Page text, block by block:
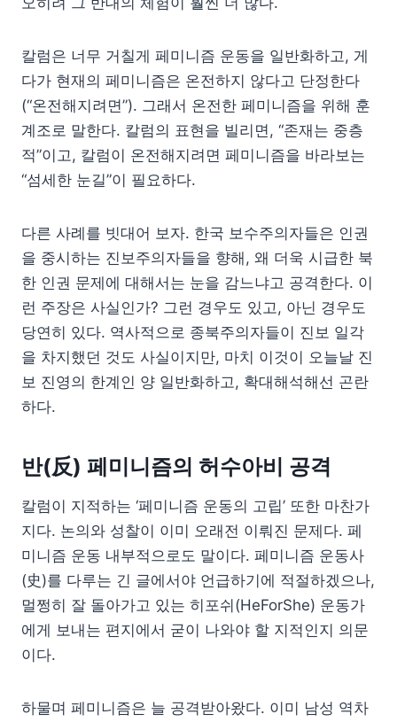
칼럼은 너무 거칠게 페미니즘 운동을 일반화하고, 게
다가 현재의 페미니즘은 온전하지 않다고 단정한다
(“온전해지려면”). 그래서 온전한 페미니즘을 위해 훈
계조로 말한다. 칼럼의 표현을 빌리면, “존재는 중층
적”이고, 칼럼이 온전해지려면 페미니즘을 바라보는
“섬세한 눈길”이 필요하다.
다른 사례를 빗대어 보자. 한국 보수주의자들은 인권
을 중시하는 진보주의자들을 향해, 왜 더욱 시급한 북
한 인권 문제에 대해서는 눈을 감느냐고 공격한다. 이
런 주장은 사실인가? 그런 경우도 있고, 아닌 경우도
당연히 있다. 역사적으로 종북주의자들이 진보 일각
을 차지했던 것도 사실이지만, 마치 이것이 오늘날 진
보 진영의 한계인 양 일반화하고, 확대해석해선 곤란
하다.
반(反) 페미니즘의 허수아비 공격
칼럼이 지적하는 ‘페미니즘 운동의 고립’ 또한 마찬가
지다. 논의와 성찰이 이미 오래전 이뤄진 문제다. 페
미니즘 운동 내부적으로도 말이다. 페미니즘 운동사
(史)를 다루는 긴 글에서야 언급하기에 적절하겠으나,
멀쩡히 잘 돌아가고 있는 히포쉬(HeForShe) 운동가
에게 보내는 편지에서 굳이 나와야 할 지적인지 의문
이다.
하물며 페미니즘은 늘 공격받아왔다. 이미 남성 역차